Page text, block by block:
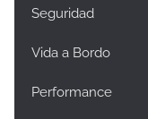
Seguridad
Vida a Bordo
Performance